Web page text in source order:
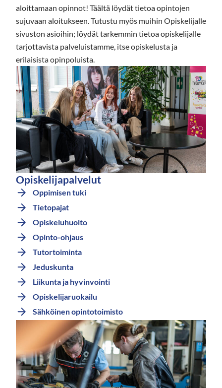
aloittamaan opinnot! Täältä löydät tietoa opintojen
sujuvaan aloitukseen. Tutustu myös muihin Opiskelijalle
sivuston asioihin; löydät tarkemmin tietoa opiskelijalle
tarjottavista palveluistamme, itse opiskelusta ja
erilaisista opinpoluista.
Opiskelijapalvelut
Oppimisen tuki
Tietopajat
Opiskeluhuolto
Opinto-ohjaus
Tutortoiminta
Jeduskunta
Liikunta ja hyvinvointi
Opiskelijaruokailu
Sähköinen opintotoimisto